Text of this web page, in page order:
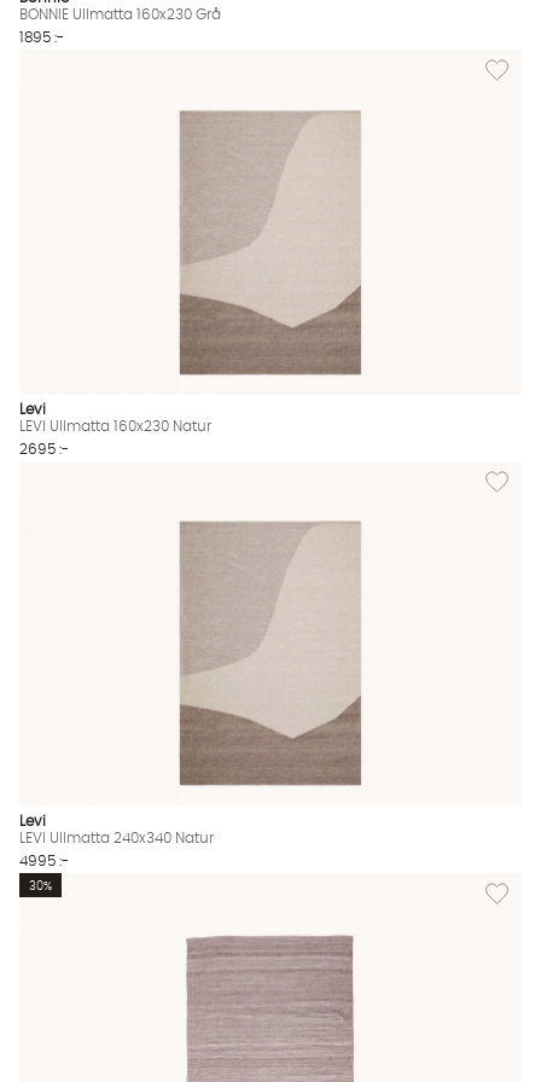
BONNIE Ullmatta 160x230 Grå
1895 :-
Lägg
Levi
LEVI Ullmatta 160x230 Natur
2695 :-
Lägg
Levi
LEVI Ullmatta 240x340 Natur
4995 :-
Lägg
30%